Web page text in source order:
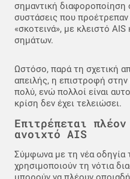
σημαντική
συστάσεις που προέτρεπαν
«σκοτεινά», με κλειστό
σημάτων.
Ωστόσο, παρά τη σχετική
απειλής, η επιστροφή στην
πολύ, ενώ πολλοί είναι
κρίση δεν έχει τελειώσει.
Επιτρέπεται
ανοιχτό AIS
Σύμφωνα με τη νέα οδηγία
χρησιμοποιούν τη νότια